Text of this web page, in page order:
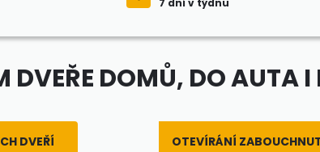
7 dní v týdnu
DVEŘE DOMŮ, DO AUTA
DVEŘÍ OTEVÍRÁNÍ